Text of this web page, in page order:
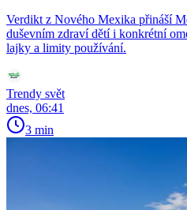
Verdikt z Nového Mexika přináší
duševním zdraví dětí i konkrétní
lajky a limity používání.
Trendy svět
dnes, 06:41
3 min